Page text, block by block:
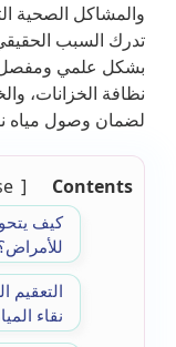
والمشاكل الصحية
تدرك السبب
بشكل علمي ومفصل
نظافة الخزانات،
لضمان وصول مياه
Contents
كيف
التعقيم
نقاء